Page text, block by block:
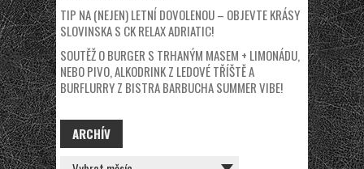
TIP NA (NEJEN) LETNÍ DOVOLENOU – OBJEVTE KRÁSY
SLOVINSKA S CK RELAX ADRIATIC!
SOUTĚŽ O BURGER S TRHANÝM MASEM + LIMONÁDU,
NEBO PIVO, ALKODRINK Z LEDOVÉ TŘÍŠTĚ A
BURFLURRY Z BISTRA BARBUCHA SUMMER VIBE!
ARCHÍV
ARCHÍV